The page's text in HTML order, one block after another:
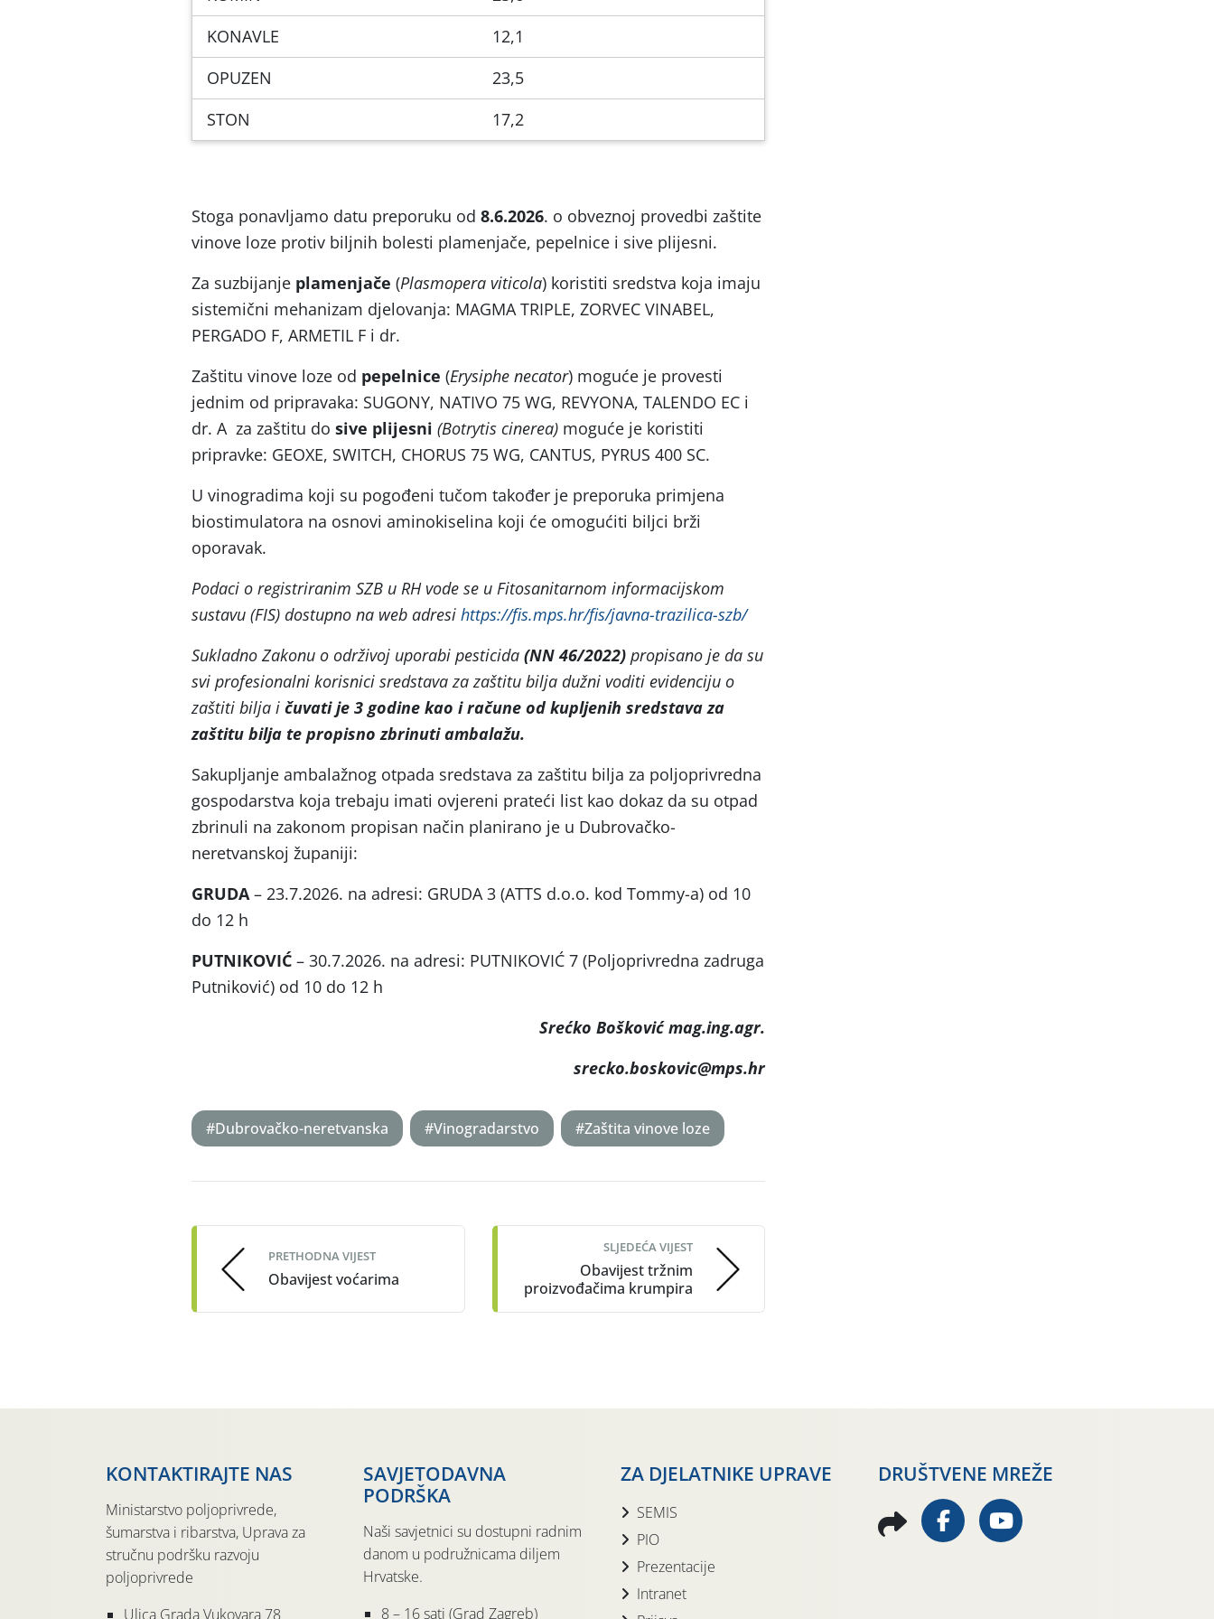
KONAVLE
12,1
OPUZEN
23,5
STON
17,2
Stoga ponavljamo datu preporuku od 8.6.2026. o obveznoj provedbi zaštite
vinove loze protiv biljnih bolesti plamenjače, pepelnice i sive plijesni.
Za suzbijanje plamenjače (Plasmopera viticola) koristiti sredstva koja imaju
sistemični mehanizam djelovanja: MAGMA TRIPLE, ZORVEC VINABEL,
PERGADO F, ARMETIL F i dr.
Zaštitu vinove loze od pepelnice (Erysiphe necator) moguće je provesti
jednim od pripravaka: SUGONY, NATIVO 75 WG, REVYONA, TALENDO EC i
dr. A za zaštitu do sive plijesni (Botrytis cinerea) moguće je koristiti
pripravke: GEOXE, SWITCH, CHORUS 75 WG, CANTUS, PYRUS 400 SC.
U vinogradima koji su pogođeni tučom također je preporuka primjena
biostimulatora na osnovi aminokiselina koji će omogućiti biljci brži
oporavak.
Podaci o registriranim SZB u RH vode se u Fitosanitarnom informacijskom
sustavu (FIS) dostupno na web adresi https://fis.mps.hr/fis/javna-trazilica-szb/
Sukladno Zakonu o održivoj uporabi pesticida (NN 46/2022) propisano je da su
svi profesionalni korisnici sredstava za zaštitu bilja dužni voditi evidenciju o
zaštiti bilja i čuvati je 3 godine kao i račune od kupljenih sredstava za
zaštitu bilja te propisno zbrinuti ambalažu.
Sakupljanje ambalažnog otpada sredstava za zaštitu bilja za poljoprivredna
gospodarstva koja trebaju imati ovjereni prateći list kao dokaz da su otpad
zbrinuli na zakonom propisan način planirano je u Dubrovačko-
neretvanskoj županiji:
GRUDA– 23.7.2026. na adresi: GRUDA 3 (ATTS d.o.o. kod Tommy-a) od 10
do 12 h
PUTNIKOVIĆ – 30.7.2026. na adresi: PUTNIKOVIĆ 7 (Poljoprivredna zadruga
Putniković) od 10 do 12 h
Srećko Bošković mag.ing.agr.
srecko.boskovic@mps.hr
#Dubrovačko-neretvanska #Vinogradarstvo #Zaštita vinove loze
navigation
PRETHODNA VIJEST
Obavijest voćarima
SLJEDEĆA VIJEST
Obavijest tržnim
proizvođačima krumpira
KONTAKTIRAJTE NAS
Ministarstvo poljoprivrede,
šumarstva i ribarstva, Uprava za
stručnu podršku razvoju
poljoprivrede
Ulica Grada Vukovara 78
SAVJETODAVNA
PODRŠKA
Naši savjetnici su dostupni radnim
danom u podružnicama diljem
Hrvatske.
8 – 16 sati (Grad Zagreb)
ZA DJELATNIKE UPRAVE
SEMIS
PIO
Prezentacije
Intranet
DRUŠTVENE MREŽE